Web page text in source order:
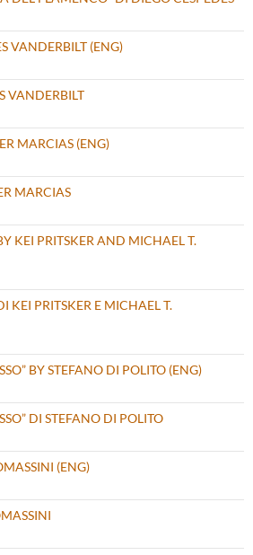
VANDERBILT (ENG)
VANDERBILT
MARCIAS (ENG)
MARCIAS
KEI PRITSKER AND MICHAEL T.
KEI PRITSKER E MICHAEL T.
BY STEFANO DI POLITO (ENG)
DI STEFANO DI POLITO
(ENG)